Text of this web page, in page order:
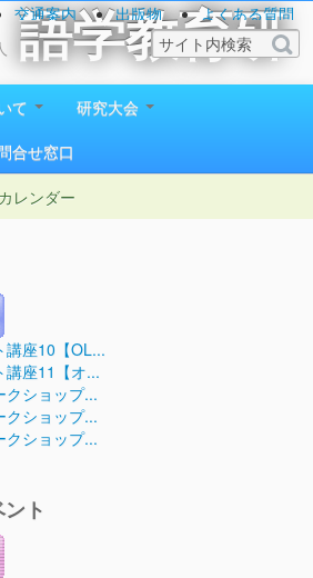
語学教育研
12）年創立
交通案内 出版物
よくある質問
て
研究大会
合せ窓口
レンダー
座10【OL...
座11【オ...
ショップ...
ショップ...
ショップ...
ト